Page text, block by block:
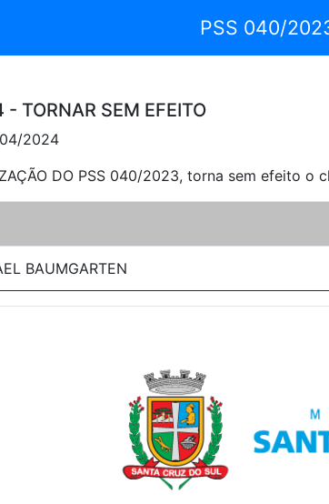
PSS 040/
TORNAR SEM EFEITO
2024
DO PSS 040/2023, torna sem efeito
BAUMGARTEN